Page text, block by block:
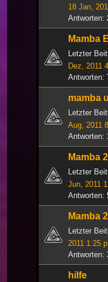
18 Jan,
Antworten:
Mamba
Letzter
Dez, 2011
Antworten:
mamba
Letzter
Aug, 2011
Antworten:
Mamba
Letzter
Jun, 2011
Antworten:
Mamba
Letzter
2011 1:25
Antworten:
hilfe